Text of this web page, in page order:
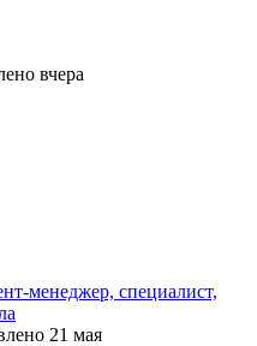
вчера
менеджер, специалист,
21 мая